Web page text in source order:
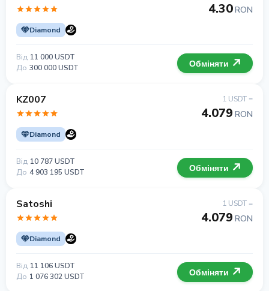
Diamond
4.30RON
Від 11 000 USDT
До 300 000 USDT Обміняти
KZ007
Diamond
1 USDT =
4.079 RON
Від 10 787 USDT
До 4 903 195 USDT Обміняти
Satoshi
Diamond
1 USDT =
4.079 RON
Від 11 106 USDT
До 1 076 302 USDT Обміняти